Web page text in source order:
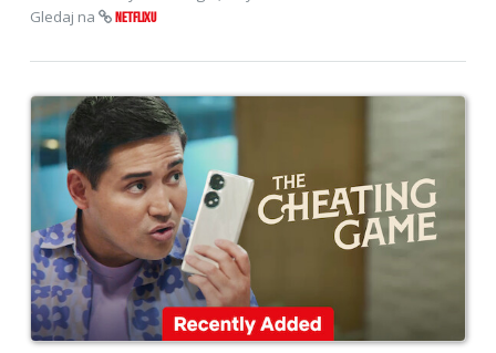
Gledaj na
NETFLIXU